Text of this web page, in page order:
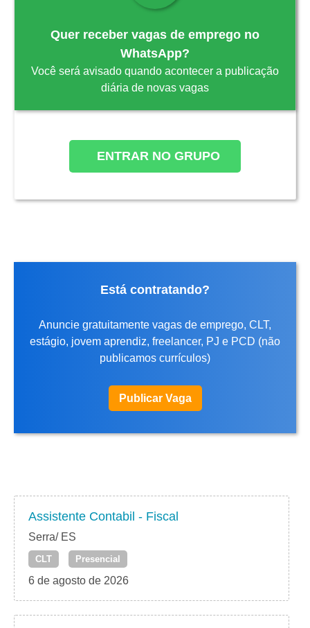
Quer receber vagas de emprego no
WhatsApp?
Você será avisado quando acontecer a publicação
diária de novas vagas
ENTRAR NO GRUPO
Está contratando?
Anuncie gratuitamente vagas de emprego, CLT,
estágio, jovem aprendiz, freelancer, PJ e PCD (não
publicamos currículos)
Publicar Vaga
Assistente Contabil - Fiscal
Serra/ ES
CLT Presencial
6 de agosto de 2026